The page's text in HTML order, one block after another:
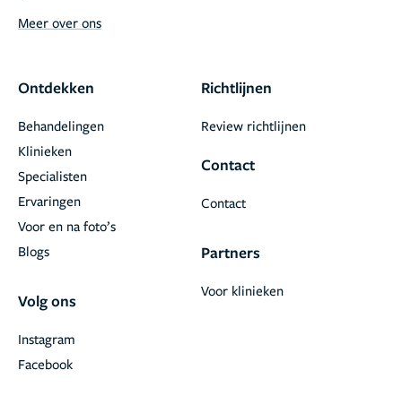
Meer over ons
Ontdekken
Behandelingen
Klinieken
Specialisten
Ervaringen
Voor en na foto’s
Blogs
Volg ons
Facebook
Instagram
Richtlijnen
Review richtlijnen
Contact
Contact
Partners
Voor klinieken